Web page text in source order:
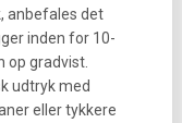
anbefales det
inden for 10-
op gradvist.
udtryk med
eller tykkere